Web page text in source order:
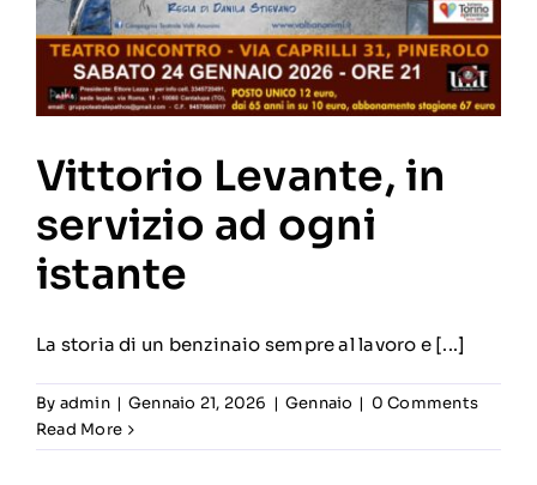
Vittorio Levante, in
servizio ad ogni
istante
La storia di un benzinaio sempre al lavoro e [...]
By admin | Gennaio 21, 2026 | Gennaio | 0 Comments
Read More